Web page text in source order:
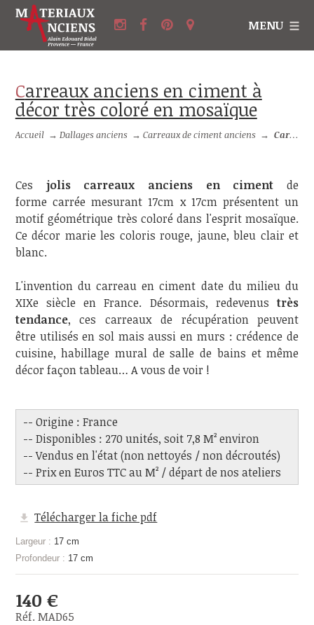
MENU
Carreaux anciens en ciment à
décor très coloré en mosaïque
Accueil → Dallages anciens →Carreaux de ciment anciens → Carreaux anciens en ciment à décor très coloré en mosaïque
Ces jolis carreaux anciens en ciment de
forme carrée mesurant 17cm x 17cm présentent un
motif géométrique très coloré dans l'esprit mosaïque.
Ce décor marie les coloris rouge, jaune, bleu clair et
blanc.
L'invention du carreau en ciment date du milieu du
XIXe siècle en France. Désormais, redevenustrès
tendance, ces carreaux de récupération peuvent
être utilisés en sol mais aussi en murs : crédence de
cuisine, habillage mural de salle de bains et même
décor façon tableau… A vous de voir !
-- Origine : France
-- Disponibles : 270 unités, soit 7,8 M² environ
-- Vendus en l'état (non nettoyés / non décroutés)
-- Prix en Euros TTC au M² / départ de nos ateliers
Télécharger la fiche pdf
Largeur : 17 cm
Profondeur : 17 cm
140 €
Réf. MAD65